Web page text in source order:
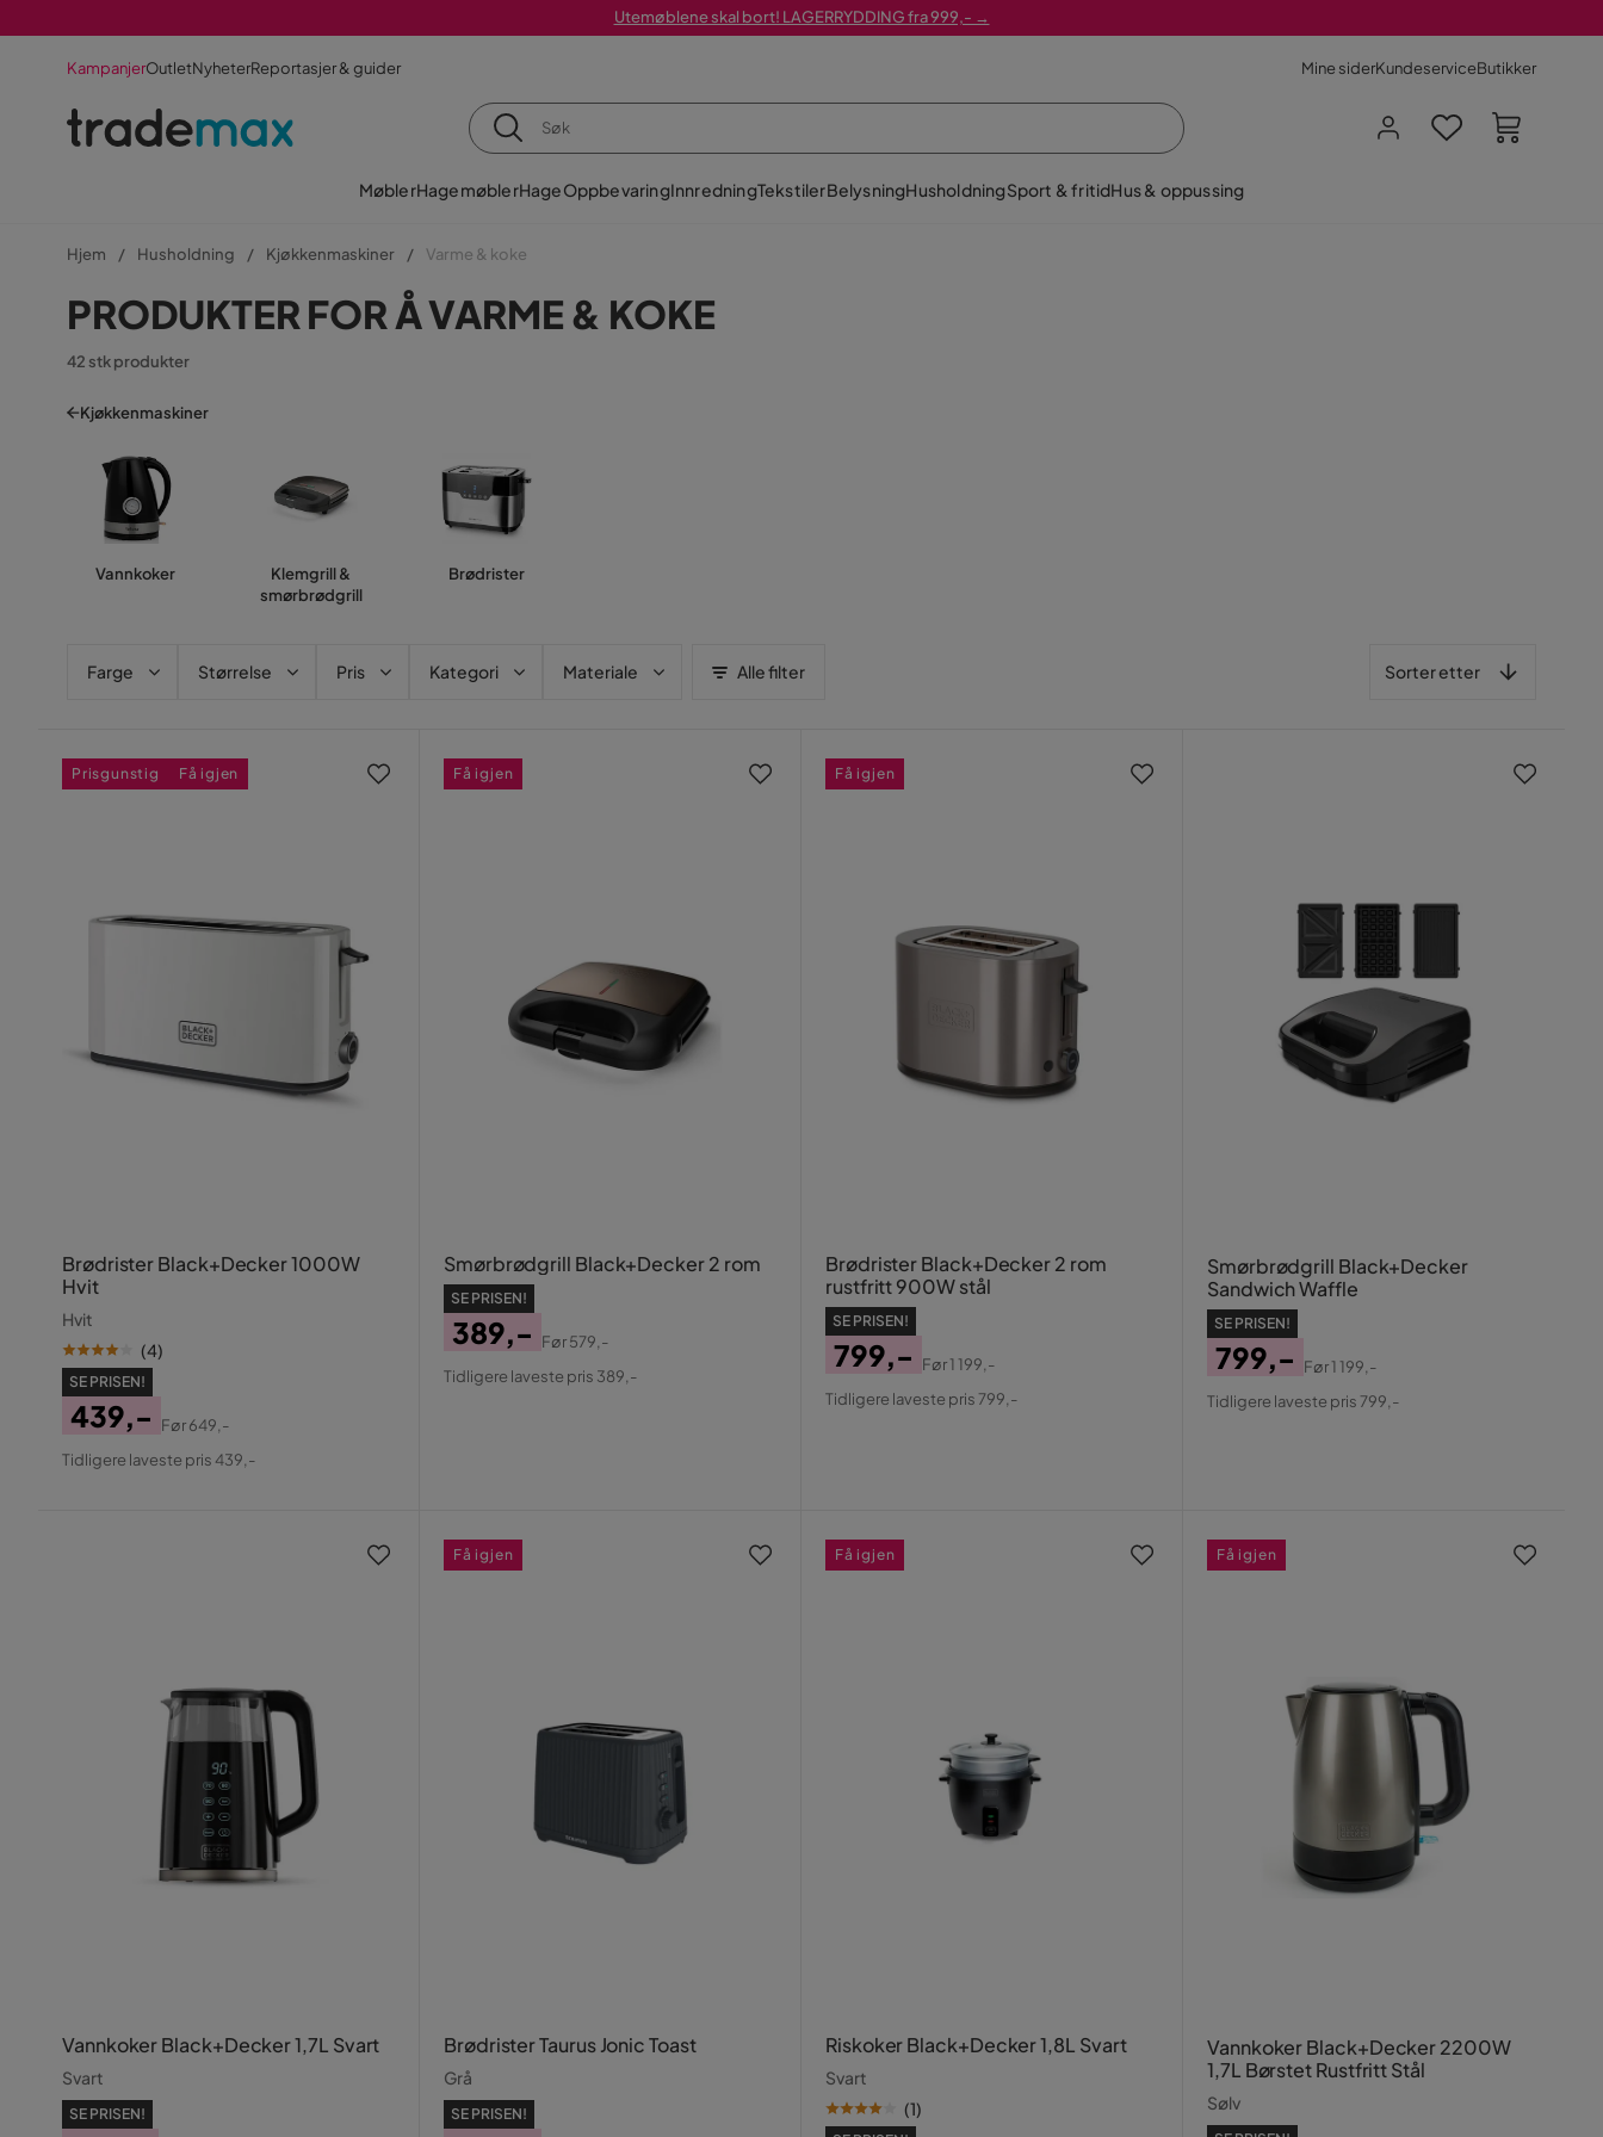
Utemøblene skal bort! LAGERRYDDING fra 999,- →
KampanjerOutletNyheterReportasjer & guider Mine siderKundeserviceButikker
MøblerHagemøblerHageOppbevaringInnredningTekstilerBelysningHusholdningSport & fritidHus & oppussing
Hjem Husholdning Kjøkkenmaskiner Varme & koke
PRODUKTER FOR Å VARME & KOKE
42 stk produkter
Kjøkkenmaskiner
Vannkoker
Klemgrill &
smørbrødgrill
Brødrister
Farge Størrelse Pris Kategori Materiale Alle filter Sorter etter
Brødrister Black+Decker 1000W
Hvit
Hvit
(4)
SE PRISEN!
Pris
439,-
Original
Før649,-
Tidligere laveste pris 439,-
Prisgunstig Få igjen
Smørbrødgrill Black+Decker 2 rom
SE PRISEN!
Pris
389,-
Original
Før579,-
Tidligere laveste pris 389,-
Få igjen
Brødrister Black+Decker 2 rom
rustfritt 900W stål
SE PRISEN!
Pris
799,-
Original
Før1 199,-
Tidligere laveste pris 799,-
Få igjen
Smørbrødgrill Black+Decker
Sandwich Waffle
SE PRISEN!
Pris
799,-
Original
Før1 199,-
Tidligere laveste pris 799,-
Vannkoker Black+Decker 1,7L Svart
Svart
SE PRISEN!
Brødrister Taurus Jonic Toast
Grå
SE PRISEN!
Få igjen
Riskoker Black+Decker 1,8L Svart
Svart
(1)
Få igjen
Vannkoker Black+Decker 2200W
1,7L Børstet Rustfritt Stål
Sølv
Få igjen